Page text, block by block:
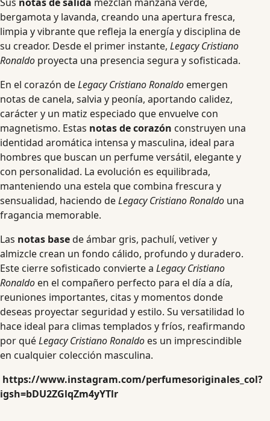
Sus notas de salida mezclan manzana verde,
bergamota y lavanda, creando una apertura fresca,
limpia y vibrante que refleja la energía y disciplina de
su creador. Desde el primer instante, Legacy Cristiano
Ronaldo proyecta una presencia segura y sofisticada.
En el corazón deLegacy Cristiano Ronaldo emergen
notas de canela, salvia y peonía, aportando calidez,
carácter y un matiz especiado que envuelve con
magnetismo. Estas notas de corazón construyen una
identidad aromática intensa y masculina, ideal para
hombres que buscan un perfume versátil, elegante y
con personalidad. La evolución es equilibrada,
manteniendo una estela que combina frescura y
sensualidad, haciendo deLegacy Cristiano Ronaldo una
fragancia memorable.
Las notas basede ámbar gris, pachulí, vetiver y
almizcle crean un fondo cálido, profundo y duradero.
Este cierre sofisticado convierte a Legacy Cristiano
Ronaldo en el compañero perfecto para el día a día,
reuniones importantes, citas y momentos donde
deseas proyectar seguridad y estilo. Su versatilidad lo
hace ideal para climas templados y fríos, reafirmando
por quéLegacy Cristiano Ronaldo es un imprescindible
en cualquier colección masculina.
https://www.instagram.com/perfumesoriginales_col?
igsh=bDU2ZGlqZm4yYTlr